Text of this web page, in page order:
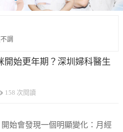
調
開始更年期？深圳婦科醫生
158 次閱讀
始會發現一個明顯變化：月經